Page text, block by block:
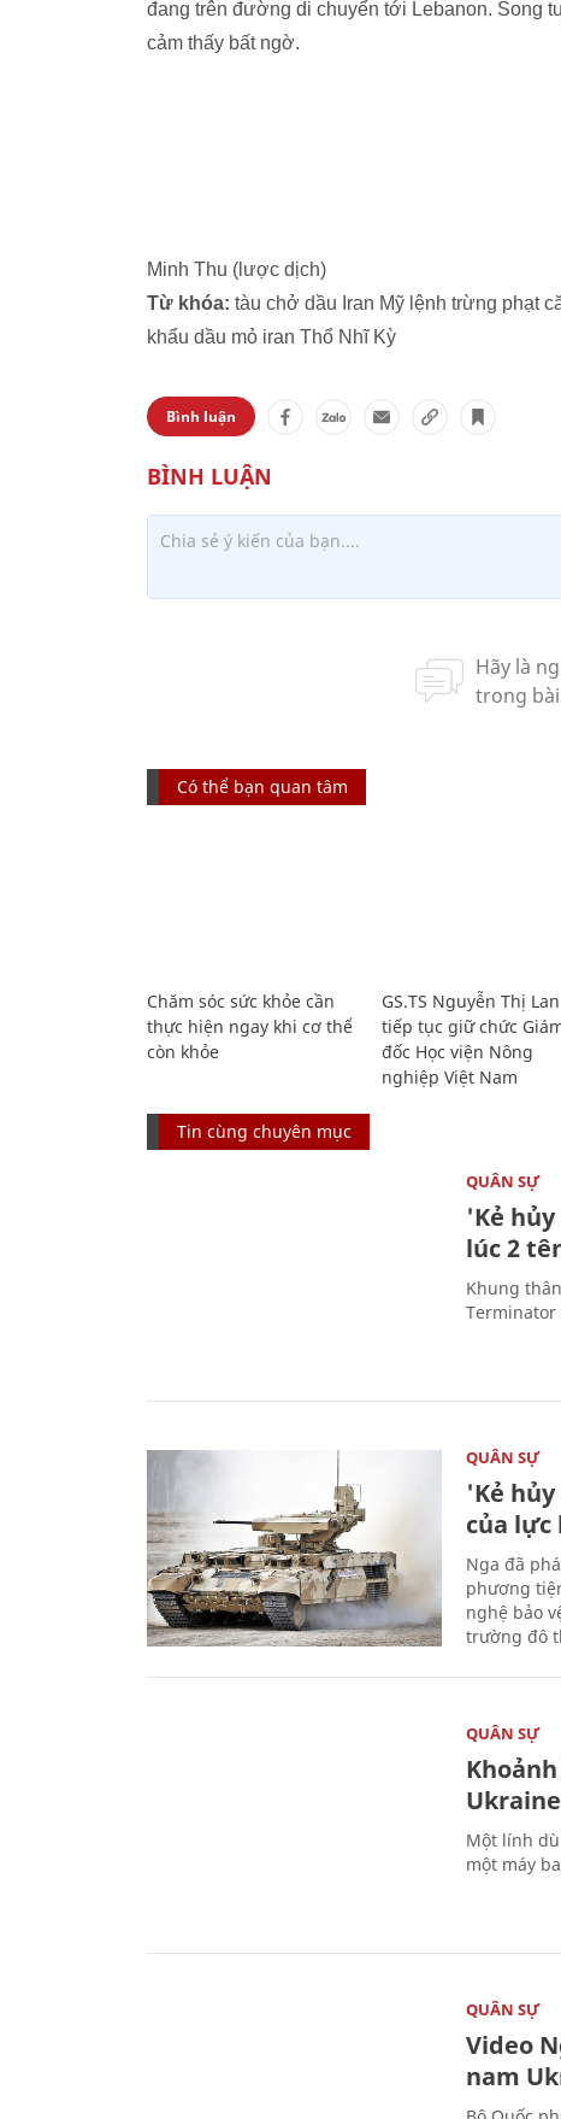
đang trên đường di chuyển tới Lebanon. Song
cảm thấy bất ngờ.
Minh Thu (lược dịch)
Từ khóa: tàu chở dầu Iran Mỹ lệnh trừng phạt
khẩu dầu mỏ iran Thổ Nhĩ Kỳ
Bình luận
Có thể bạn quan tâm
Chăm sóc sức khỏe cần
thực hiện ngay khi cơ thể
còn khỏe
GS.TS Nguyễn Thị Lan
tiếp tục giữ chức
đốc Học viện Nông
nghiệp Việt Nam
Tin cùng chuyên mục
QUÂN SỰ
'Kẻ
lúc 2
Khung
QUÂN SỰ
'Kẻ
của
Nga đã
phương
nghệ bảo
trường đô
QUÂN SỰ
Ukraine
Một lính
một máy
QUÂN SỰ
Video
nam